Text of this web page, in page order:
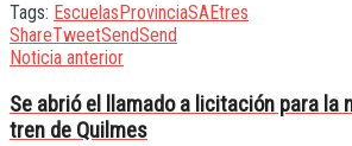
Tags: EscuelasProvinciaSAEtres
ShareTweetSendSend
Noticia anterior
Se abrió el llamado a licitación para la
tren de Quilmes